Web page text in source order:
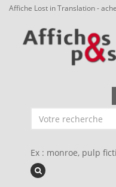
Affiche Lost in Translation -
Ex : monroe, pulp